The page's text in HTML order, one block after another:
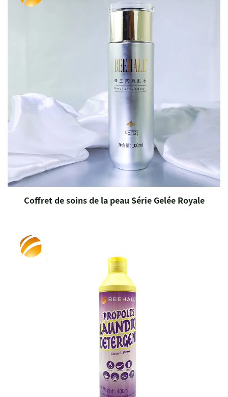
Coffret de soins de la peau Série Gelée Royale